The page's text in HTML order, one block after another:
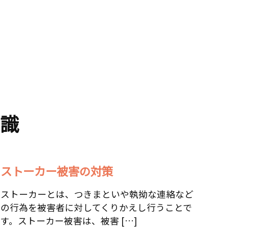
ストーカー被害の対策
ストーカーとは、つきまといや執拗な連絡など
の行為を被害者に対してくりかえし行うことで
す。ストーカー被害は、被害 […]